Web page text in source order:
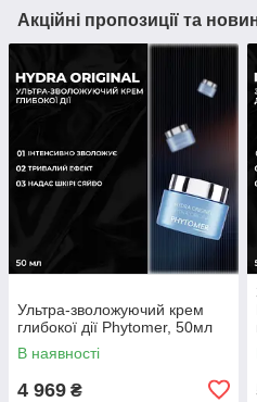
Акційні пропозиції та
Ультра-зволожуючий крем
глибокої дії Phytomer, 50мл
В наявності
4 969 ₴